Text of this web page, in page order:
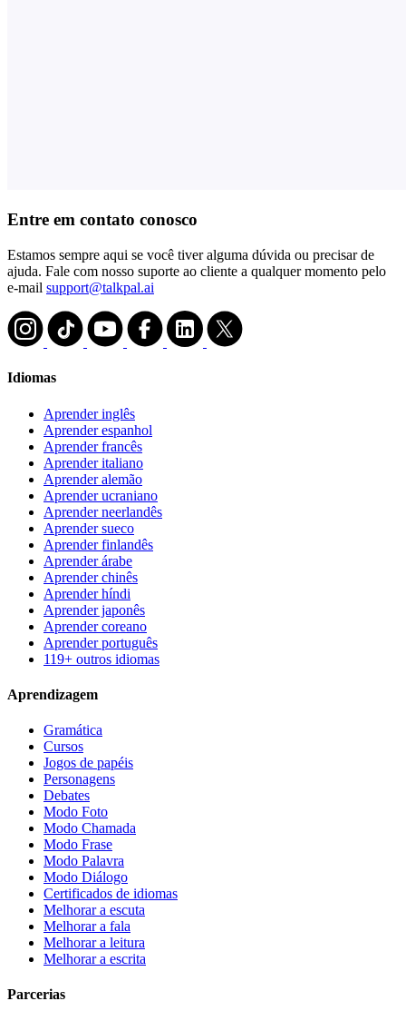
Entre em contato conosco
Estamos sempre aqui se você tiver alguma dúvida ou precisar de
ajuda. Fale com nosso suporte ao cliente a qualquer momento pelo
e-mail support@talkpal.ai
Idiomas
Aprender inglês
Aprender espanhol
Aprender francês
Aprender italiano
Aprender alemão
Aprender ucraniano
Aprender neerlandês
Aprender sueco
Aprender finlandês
Aprender árabe
Aprender chinês
Aprender híndi
Aprender japonês
Aprender coreano
Aprender português
119+ outros idiomas
Aprendizagem
Gramática
Cursos
Jogos de papéis
Personagens
Debates
Modo Foto
Modo Chamada
Modo Frase
Modo Palavra
Modo Diálogo
Certificados de idiomas
Melhorar a escuta
Melhorar a fala
Melhorar a leitura
Melhorar a escrita
Parcerias